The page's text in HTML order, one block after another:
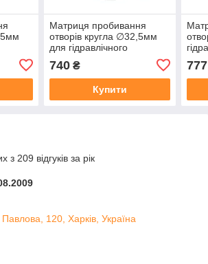
Матриця пробивання
отворів кругла ∅32,5мм
для гідравлічного
740₴
Купити
777
з 209 відгуків за рік
120, Харків, Україна